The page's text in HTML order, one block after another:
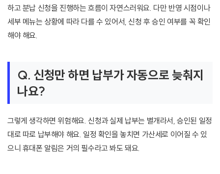
하고 분납 신청을 진행하는 흐름이 자연스러워요. 다만 반영 시점이나
세부 메뉴는 상황에 따라 다를 수 있어서, 신청 후 승인 여부를 꼭 확인
해야 해요.
Q. 신청만 하면 납부가 자동으로 늦춰지
나요?
그렇게 생각하면 위험해요. 신청과 실제 납부는 별개라서, 승인된 일정
대로 따로 납부해야 해요. 일정 확인을 놓치면 가산세로 이어질 수 있
으니 휴대폰 알림은 거의 필수라고 봐도 돼요.